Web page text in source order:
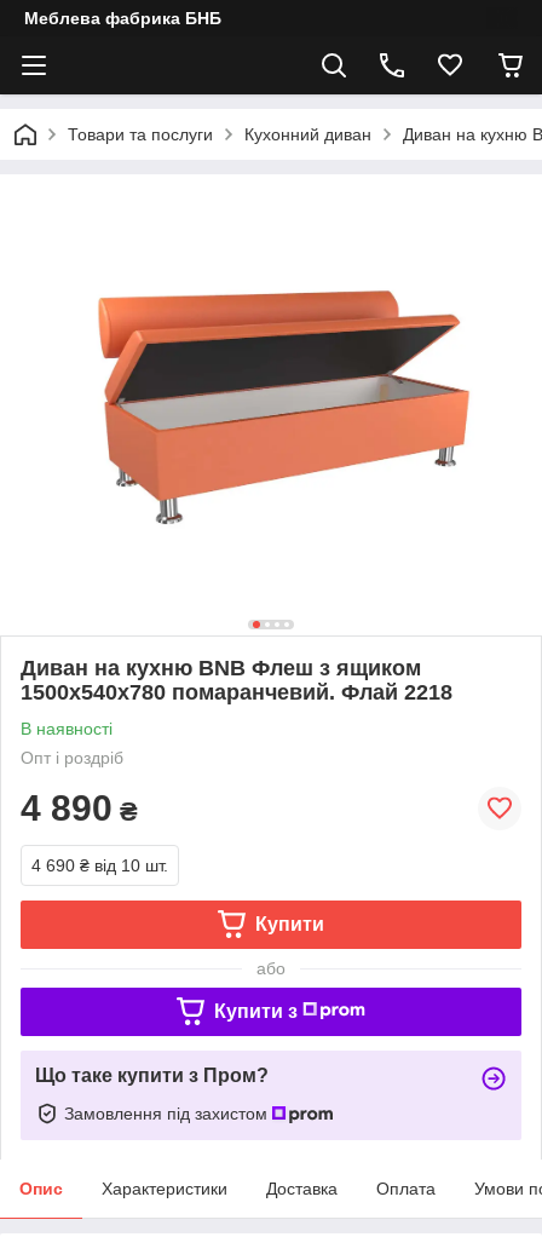
Меблева фабрика БНБ
Товари та послуги Кухонний диван Диван на кухню
Диван на кухню BNB Флеш з ящиком
1500x540x780 помаранчевий. Флай 2218
В наявності
Опт і роздріб
4 890 ₴
4 690 ₴ від 10 шт.
Купити
або
Купити з
Що таке купити з Пром?
Замовлення під захистом
Опис Характеристики Доставка Оплата Умови